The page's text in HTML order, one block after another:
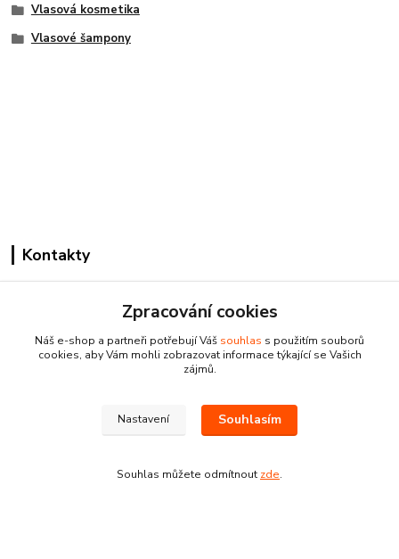
Vlasová kosmetika
Vlasové šampony
Kontakty
Po-Pá: 8:00-18:00 hod.
Zpracování cookies
Náš e-shop a partneři potřebují Váš souhlas s použitím souborů
cookies, aby Vám mohli zobrazovat informace týkající se Vašich
zájmů.
Nastavení Souhlasím
Souhlas můžete odmítnout zde.